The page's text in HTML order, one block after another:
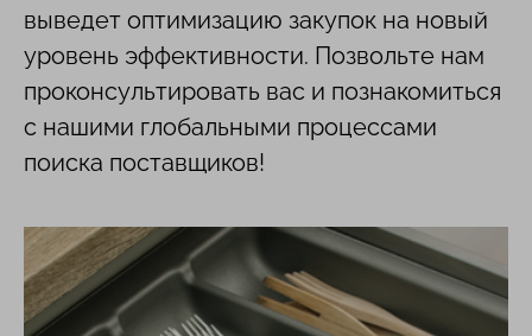
выведет оптимизацию закупок на новый
уровень эффективности. Позвольте нам
проконсультировать вас и познакомиться
с нашими глобальными процессами
поиска поставщиков!